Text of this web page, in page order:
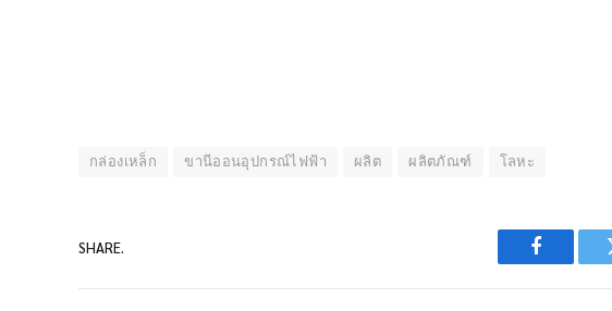
กล่องเหล็ก ขานีออนอุปกรณ์ไฟฟ้า ผลิต ผลิตภัณฑ์ โลหะ
SHARE.
Facebook